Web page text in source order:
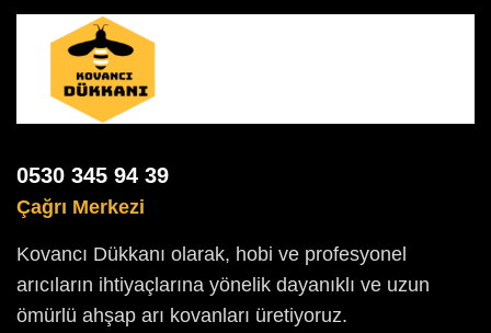
0530 345 94 39
Çağrı Merkezi
Kovancı Dükkanı olarak, hobi ve profesyonel
arıcıların ihtiyaçlarına yönelik dayanıklı ve uzun
ömürlü ahşap arı kovanları üretiyoruz.